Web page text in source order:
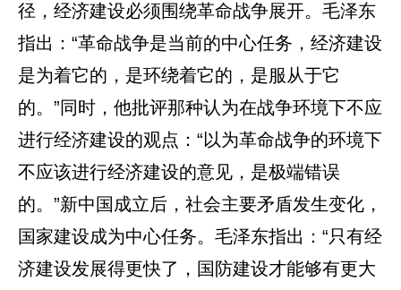
径，经济建设必须围绕革命战争展开。毛泽东
指出：“革命战争是当前的中心任务，经济建设
是为着它的，是环绕着它的，是服从于它
的。”同时，他批评那种认为在战争环境下不应
进行经济建设的观点：“以为革命战争的环境下
不应该进行经济建设的意见，是极端错误
的。”新中国成立后，社会主要矛盾发生变化，
国家建设成为中心任务。毛泽东指出：“只有经
济建设发展得更快了，国防建设才能够有更大